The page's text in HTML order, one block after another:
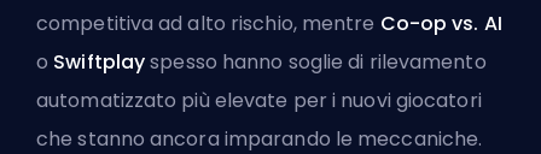
competitiva ad alto rischio, mentre Co-op vs. AI
o Swiftplayspesso hanno soglie di rilevamento
automatizzato più elevate per i nuovi giocatori
che stanno ancora imparando le meccaniche.